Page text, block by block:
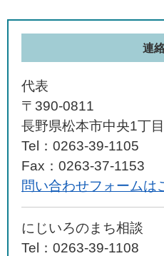
連
代表
〒390-0811
長野県松本市中央1丁
Tel：0263-39-1105
Fax：0263-37-1153
問い合わせフォームは
にじいろのまち相談
Tel：0263-39-1108